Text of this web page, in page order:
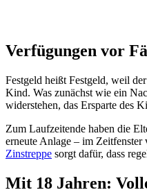
Verfügungen vor
Festgeld heißt Festgeld, weil
Kind. Was zunächst wie ein
widerstehen, das Ersparte des
Zum Laufzeitende haben die
erneute Anlage – im
Zinstreppe sorgt dafür, dass
Mit 18 Jahren: